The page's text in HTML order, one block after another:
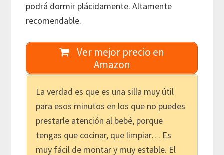
podrá dormir plácidamente. Altamente
recomendable.
Ver mejor precio en
Amazon
La verdad es que es una silla muy útil
para esos minutos en los que no puedes
prestarle atención al bebé, porque
tengas que cocinar, que limpiar… Es
muy fácil de montar y muy estable. El